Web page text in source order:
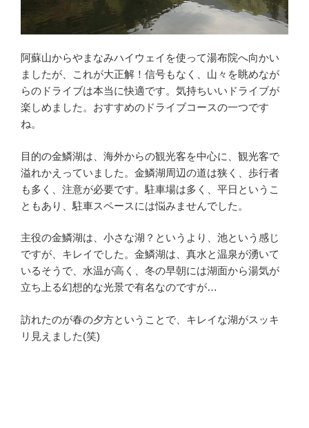
阿蘇山からやまなみハイウェイを使って湯布院へ向かい
ましたが、これが大正解！信号もなく、山々を眺めなが
らのドライブは本当に快適です。気持ちいいドライブが
楽しめました。おすすめのドライブコースの一つです
ね。
目的の金鱗湖は、海外からの観光客を中心に、観光客で
溢れかえっていました。金鱗湖周辺の道は狭く、歩行者
も多く、注意が必要です。駐車場は多く、平日というこ
ともあり、駐車スペースには悩みませんでした。
主役の金鱗湖は、小さな湖？というより、池という感じ
ですが、キレイでした。金鱗湖は、真水と温泉が湧いて
いるそうで、水温が高く、冬の早朝には湖面から湯気が
立ち上る幻想的な光景で有名なのですが…
訪れたのが春の夕方ということで、キレイな湖がスッキ
リ見えました(笑)